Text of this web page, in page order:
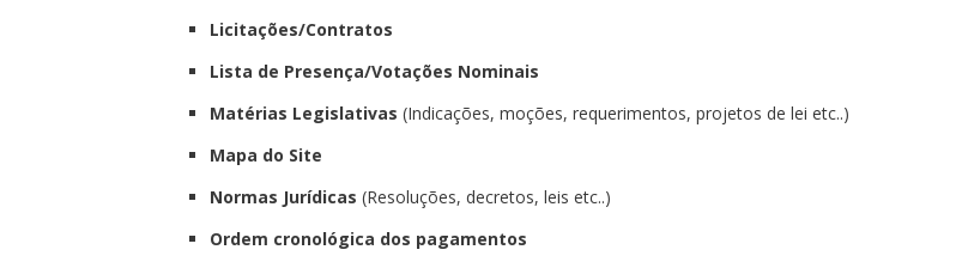
Licitações/Contratos
Lista de Presença/Votações Nominais
Matérias Legislativas (Indicações, moções, requerimentos, projetos de lei etc..)
Mapa do Site
Normas Jurídicas (Resoluções, decretos, leis etc..)
Ordem cronológica dos pagamentos